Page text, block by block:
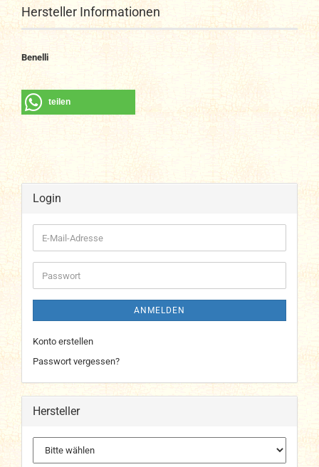
Hersteller Informationen
Benelli
teilen
Login
E-
Mail-
Adresse
Passwort
ANMELDEN
Konto erstellen
Passwort vergessen?
Hersteller